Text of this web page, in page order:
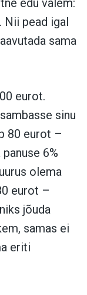
edu valem:
Nii pead igal
sama
eurot.
sinu
80 eurot –
6%
olema
eurot –
jõuda
samas ei
eriti